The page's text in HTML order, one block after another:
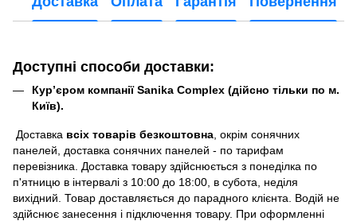
Доступні способи доставки:
Кур’єром компанії Sanika Complex (дійсно тільки по м.
Київ).
Доставка всіх товарів безкоштовна , окрім сонячних
панелей, доставка сонячних панелей - по тарифам
перевізника. Доставка товару здійснюється з понеділка по
п'ятницю в інтервалі з 10:00 до 18:00, в субота, неділя
вихідний. Товар доставляється до парадного клієнта. Водій не
здійснює занесення і підключення товару. При оформленні